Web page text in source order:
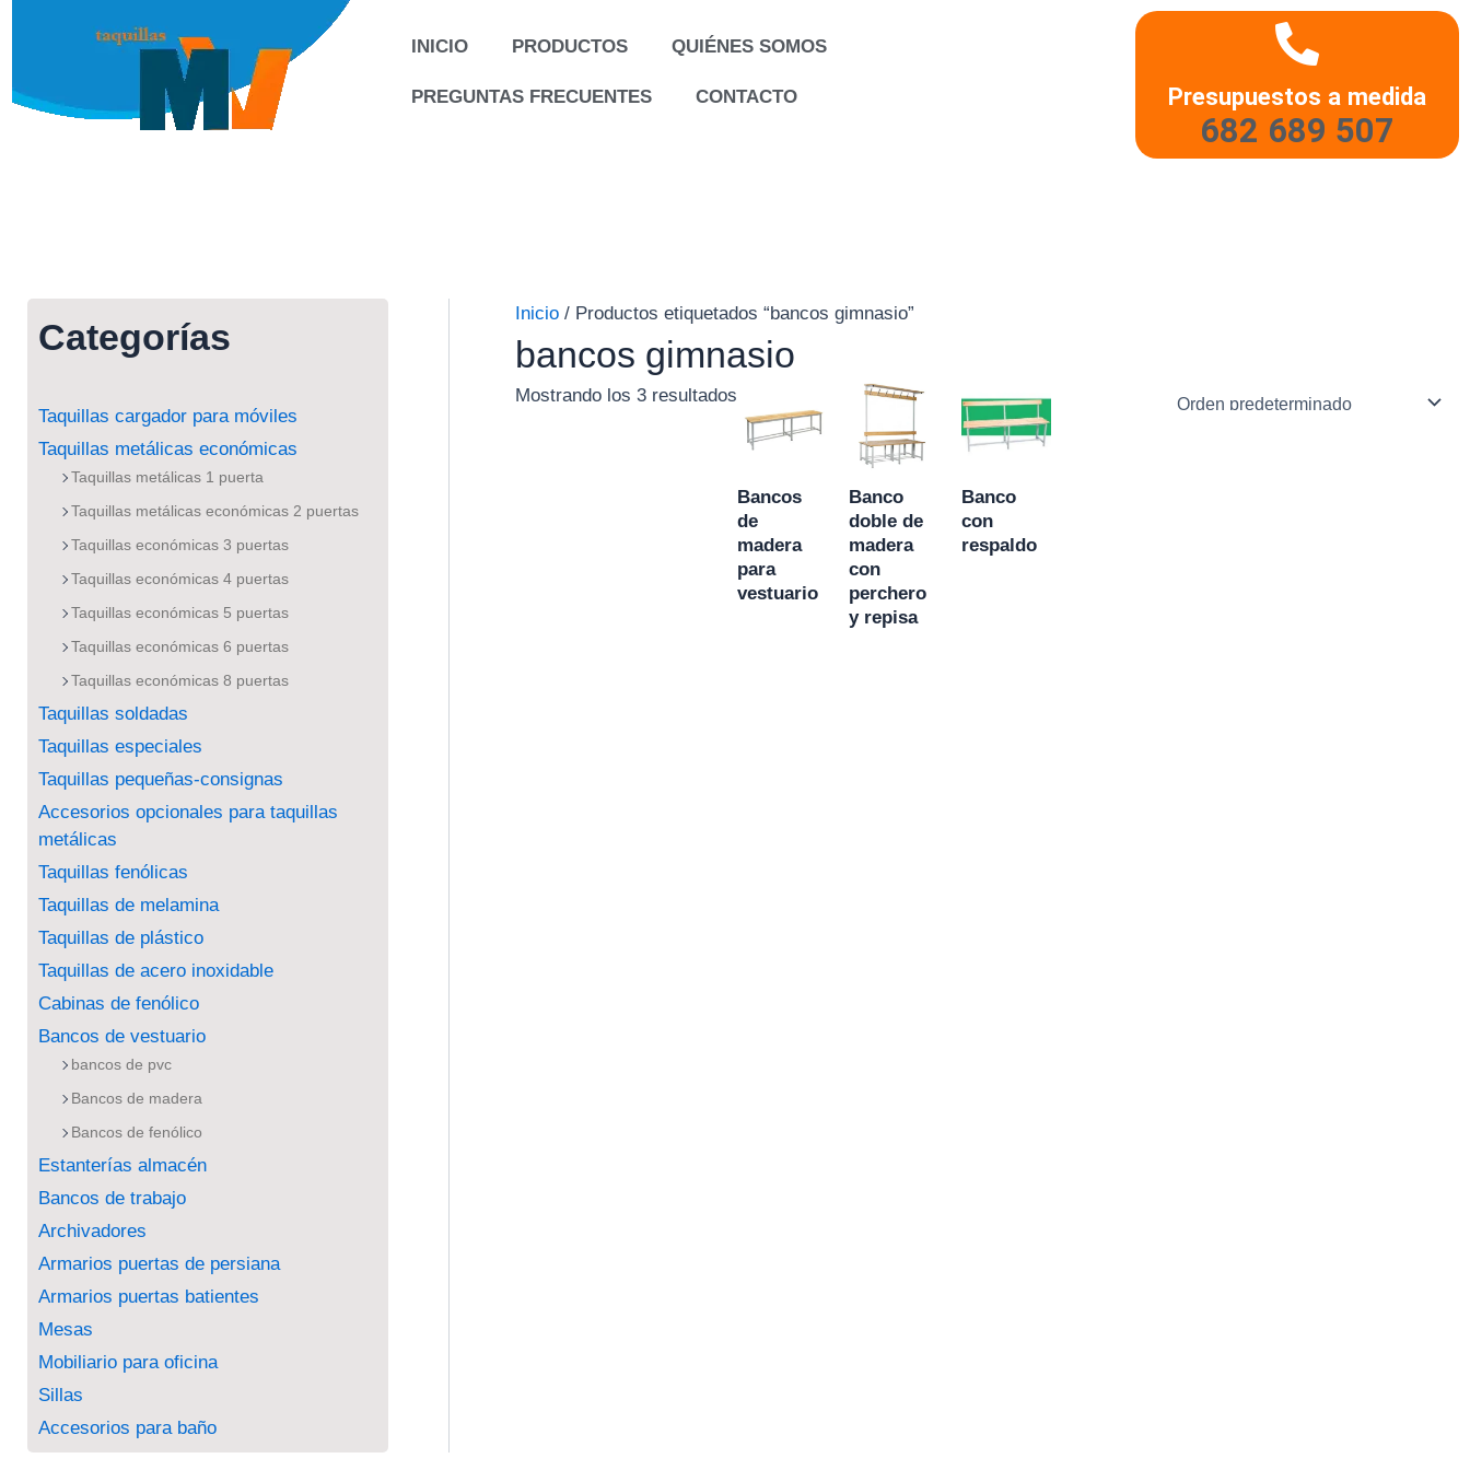
INICIO PRODUCTOS QUIÉNES SOMOS
PREGUNTAS FRECUENTES CONTACTO Presupuestos a medida
682 689 507
Categorías
Taquillas cargador para móviles
Taquillas metálicas económicas
Taquillas metálicas 1 puerta
Taquillas metálicas económicas 2 puertas
Taquillas económicas 3 puertas
Taquillas económicas 4 puertas
Taquillas económicas 5 puertas
Taquillas económicas 6 puertas
Taquillas económicas 8 puertas
Taquillas soldadas
Taquillas especiales
Taquillas pequeñas-consignas
Accesorios opcionales para taquillas
metálicas
Taquillas fenólicas
Taquillas de melamina
Taquillas de plástico
Taquillas de acero inoxidable
Cabinas de fenólico
Bancos de vestuario
bancos de pvc
Bancos de madera
Bancos de fenólico
Estanterías almacén
Bancos de trabajo
Archivadores
Armarios puertas de persiana
Armarios puertas batientes
Mesas
Mobiliario para oficina
Sillas
Accesorios para baño
Inicio / Productos etiquetados “bancos gimnasio”
bancos gimnasio
Mostrando los 3 resultados
Bancos
de
madera
para
vestuario
Banco
doble de
madera
con
perchero
y repisa
Banco
con
respaldo